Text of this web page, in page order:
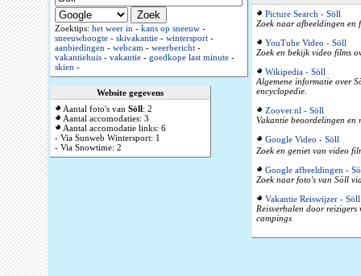
Zoektips: het weer in- kans op sneeuw-
sneeuwhoogte- skivakantie- wintersport-
aanbiedingen- webcam- weerbericht-
vakantiehuis- vakantie- goedkope last minute-
skien-
Website gegevens
Aantal foto's van Söll: 2
Aantal accomodaties: 3
Aantal accomodatie links: 6
- Via Sunweb Wintersport: 1
- Via Snowtime: 2
Picture Search - Söll
Zoek naar afbeeldingen en
YouTube Video - Söll
Zoek en bekijk video films
Wikipedia - Söll
Algemene informatie over
encyclopedie.
Zoover.nl - Söll
Vakantie beoordelingen en
Google Video - Söll
Zoek en geniet van video
Google afbeeldingen -
Zoek naar foto's van Söll
Vakantie Reiswijzer - Söll
Reisverhalen door reizigers
campings